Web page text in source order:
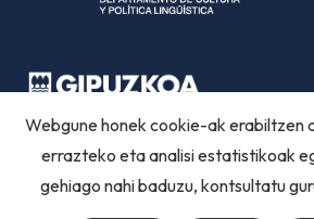
Webgune honek cookie-ak erabiltzen
errazteko eta analisi estatistikoak
gehiago nahi baduzu, kontsultatu